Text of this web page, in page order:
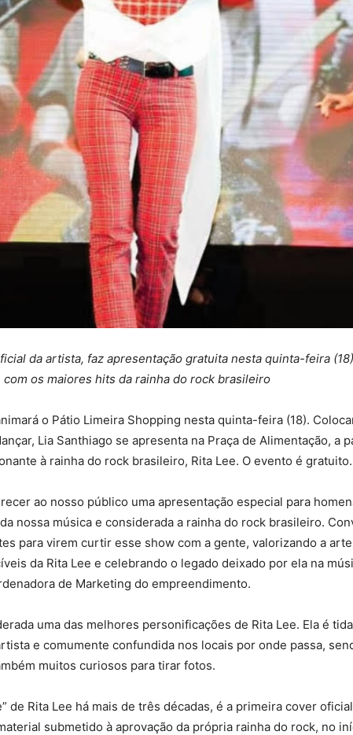
da artista, faz apresentação gratuita nesta quinta-feira
com os maiores hits da rainha do rock brasileiro
o Pátio Limeira Shopping nesta quinta-feira (18).
Lia Santhiago se apresenta na Praça de Alimentação, a
à rainha do rock brasileiro, Rita Lee. O evento é gratuito.
ao nosso público uma apresentação especial para
nossa música e considerada a rainha do rock brasileiro.
para virem curtir esse show com a gente, valorizando a
da Rita Lee e celebrando o legado deixado por ela na
de Marketing do empreendimento.
uma das melhores personificações de Rita Lee. Ela é
e comumente confundida nos locais por onde passa,
muitos curiosos para tirar fotos.
de Rita Lee há mais de três décadas, é a primeira cover
submetido à aprovação da própria rainha do rock, no